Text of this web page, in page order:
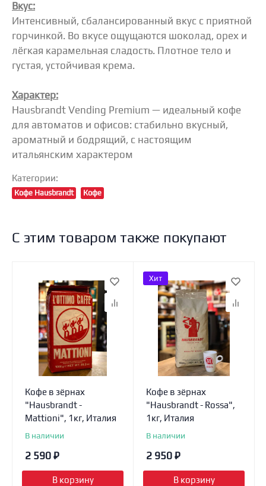
Вкус:
Интенсивный, сбалансированный вкус с приятной
горчинкой. Во вкусе ощущаются шоколад, орех и
лёгкая карамельная сладость. Плотное тело и
густая, устойчивая крема.
Характер:
Hausbrandt Vending Premium — идеальный кофе
для автоматов и офисов: стабильно вкусный,
ароматный и бодрящий, с настоящим
итальянским характером
Категории:
Кофе Hausbrandt Кофе
С этим товаром также покупают
Кофе в зёрнах
"Hausbrandt -
Mattioni", 1кг, Италия
В наличии
2 590 ₽
В корзину
Кофе в зёрнах
"Hausbrandt - Rossa",
1кг, Италия
В наличии
2 950 ₽
В корзину
Хит